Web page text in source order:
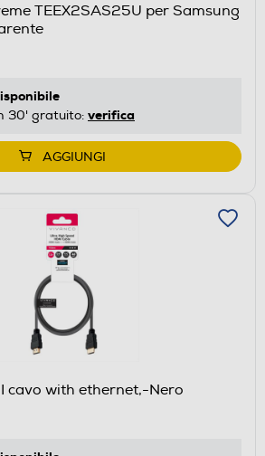
TEEX2SAS25U per Samsung
30' gratuito: verifica
AGGIUNGI
cavo with ethernet,-Nero